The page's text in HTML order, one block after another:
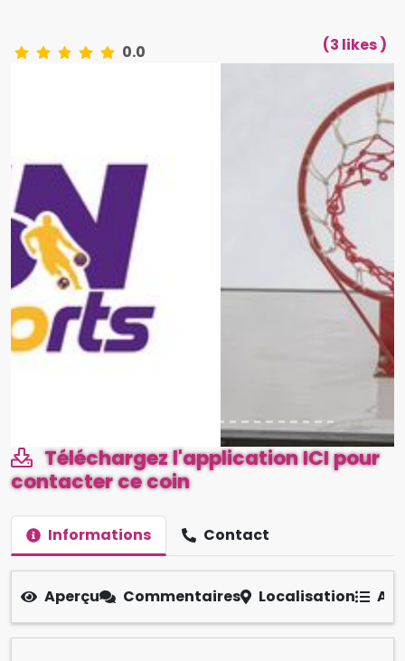
0.0 (3 likes )
Téléchargez l'application ICI pour
contacter ce coin
Informations Contact
Aperçu Commentaires Localisation